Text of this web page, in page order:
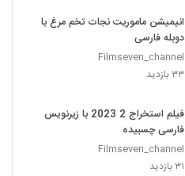
انیمیشن ماموریت نجات تخم مرغ با
دوبله فارسی
Filmseven_channel
۳۳ بازدید
فیلم استخراج 2 2023 با زیرنویس
فارسی چسبیده
Filmseven_channel
۳۱ بازدید